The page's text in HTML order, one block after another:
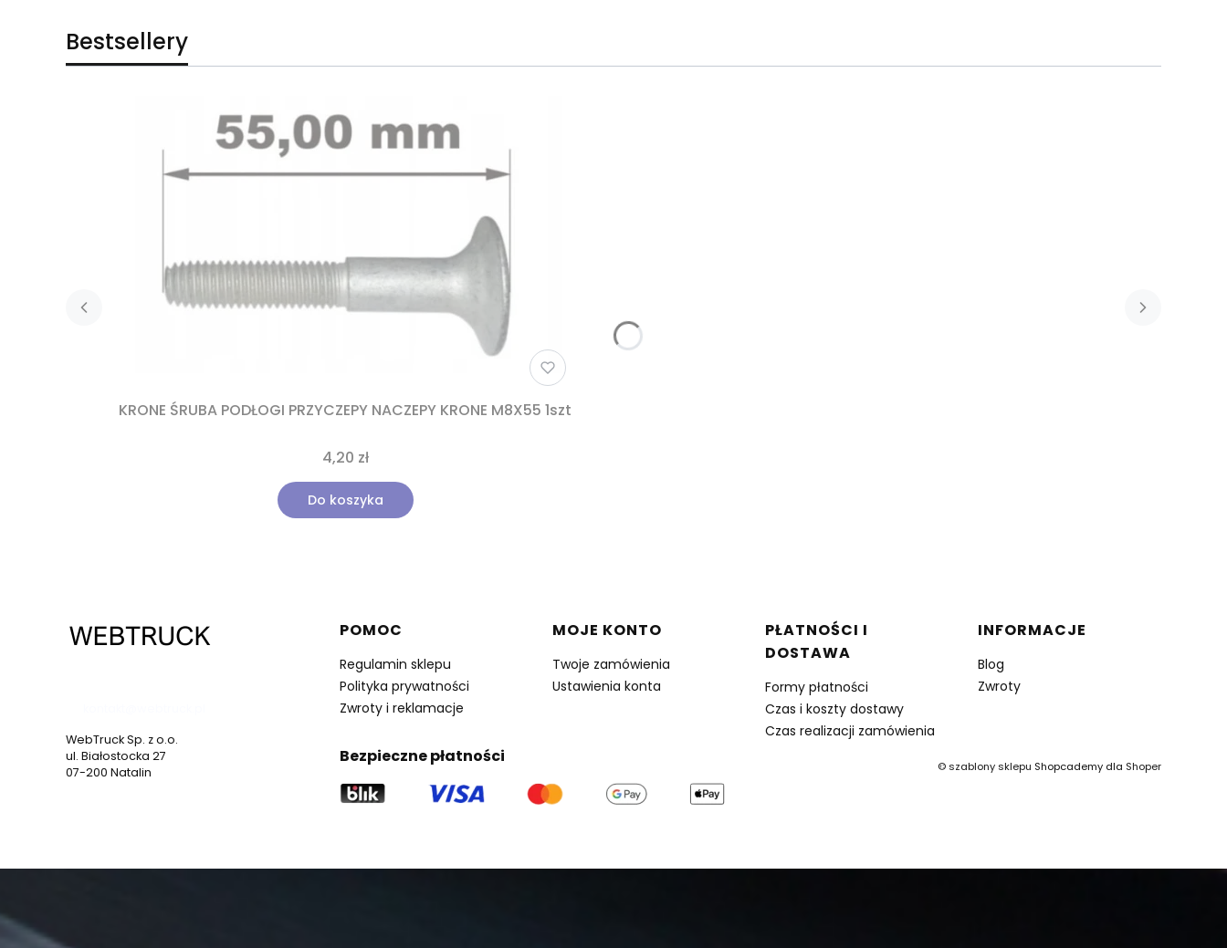
Bestsellery
KRONE ŚRUBA PODŁOGI PRZYCZEPY NACZEPY KRONE M8X55 1szt
4,20 zł
Do koszyka
WebTruck Sp. z o.o.
ul. Białostocka 27
07-200 Natalin
Linki w stopce
POMOC
Regulamin sklepu
Polityka prywatności
Zwroty i reklamacje
MOJE KONTO
Twoje zamówienia
Ustawienia konta
PŁATNOŚCI I
DOSTAWA
Formy płatności
Czas i koszty dostawy
Czas realizacji zamówienia
INFORMACJE
Blog
Zwroty
Bezpieczne płatności ©szablony sklepu Shopcademy dla Shoper